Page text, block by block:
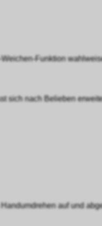
Funktion
sich nach Belieben
auf und